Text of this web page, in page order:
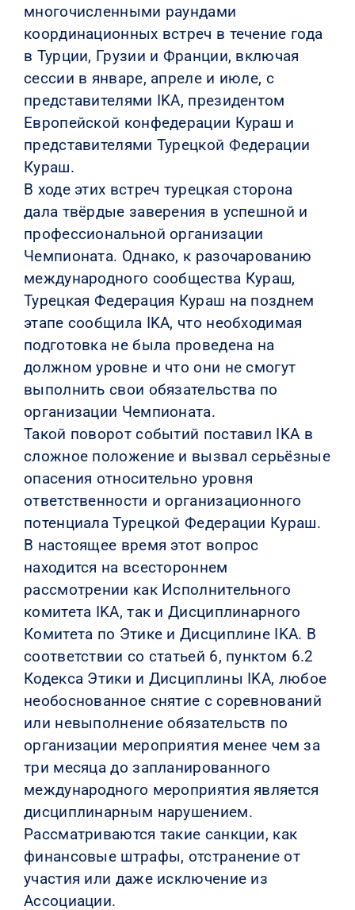
многочисленными раундами
координационных встреч в течение года
в Турции, Грузии и Франции, включая
сессии в январе, апреле и июле, с
представителями IKA, президентом
Европейской конфедерации Кураш и
представителями Турецкой Федерации
Кураш.
В ходе этих встреч турецкая сторона
дала твёрдые заверения в успешной и
профессиональной организации
Чемпионата. Однако, к разочарованию
международного сообщества Кураш,
Турецкая Федерация Кураш на позднем
этапе сообщила IKA, что необходимая
подготовка не была проведена на
должном уровне и что они не смогут
выполнить свои обязательства по
организации Чемпионата.
Такой поворот событий поставил IKA в
сложное положение и вызвал серьёзные
опасения относительно уровня
ответственности и организационного
потенциала Турецкой Федерации Кураш.
В настоящее время этот вопрос
находится на всестороннем
рассмотрении как Исполнительного
комитета IKA, так и Дисциплинарного
Комитета по Этике и Дисциплине IKA. В
соответствии со статьей 6, пунктом 6.2
Кодекса Этики и Дисциплины IKA, любое
необоснованное снятие с соревнований
или невыполнение обязательств по
организации мероприятия менее чем за
три месяца до запланированного
международного мероприятия является
дисциплинарным нарушением.
Рассматриваются такие санкции, как
финансовые штрафы, отстранение от
участия или даже исключение из
Ассоциации.